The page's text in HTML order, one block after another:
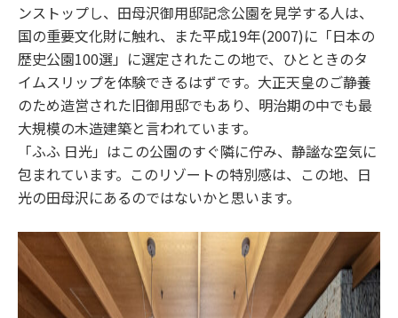
ンストップし、田母沢御用邸記念公園を見学する人は、
国の重要文化財に触れ、また平成19年(2007)に「日本の
歴史公園100選」に選定されたこの地で、ひとときのタ
イムスリップを体験できるはずです。大正天皇のご静養
のため造営された旧御用邸でもあり、明治期の中でも最
大規模の木造建築と言われています。
「ふふ 日光」はこの公園のすぐ隣に佇み、静謐な空気に
包まれています。このリゾートの特別感は、この地、日
光の田母沢にあるのではないかと思います。